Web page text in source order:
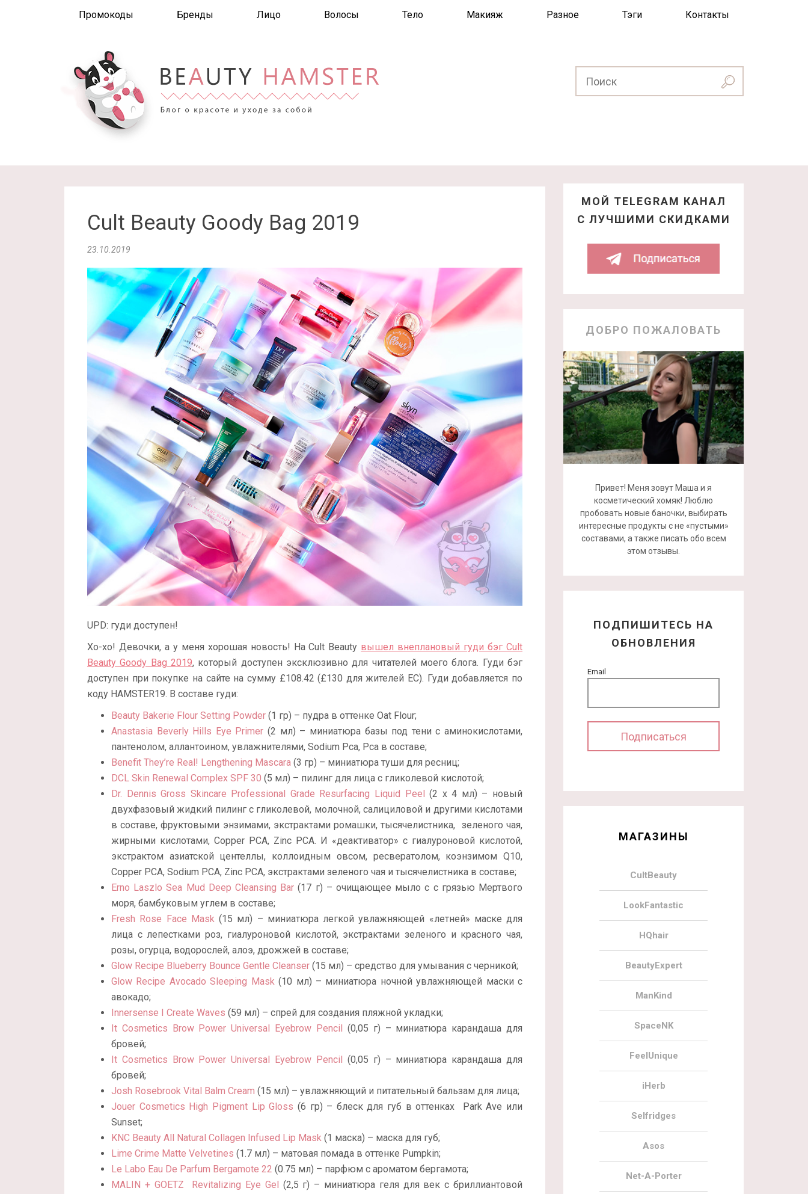
Промокоды Бренды Лицо Волосы Тело Макияж Разное Тэги Контакты
Cult Beauty Goody Bag 2019
23.10.2019
UPD: гуди доступен!
Хо-хо! Девочки, а у меня хорошая новость! На Cult Beauty вышел внеплановый гуди бэг Cult
Beauty Goody Bag 2019, который доступен эксклюзивно для читателей моего блога. Гуди бэг
доступен при покупке на сайте на сумму £108.42 (£130 для жителей ЕС). Гуди добавляется по
коду HAMSTER19. В составе гуди:
Beauty Bakerie Flour Setting Powder (1 гр) – пудра в оттенке Oat Flour;
Anastasia Beverly Hills Eye Primer (2 мл) – миниатюра базы под тени c аминокислотами,
пантенолом, аллантоином, увлажнителями, Sodium Pca, Pca в составе;
Benefit They’re Real! Lengthening Mascara (3 гр) – миниатюра туши для ресниц;
DCL Skin Renewal Complex SPF 30 (5 мл) – пилинг для лица с гликолевой кислотой;
Dr. Dennis Gross Skincare Professional Grade Resurfacing Liquid Peel (2 х 4 мл) – новый
двухфазовый жидкий пилинг с гликолевой, молочной, салициловой и другими кислотами
в составе, фруктовыми энзимами, экстрактами ромашки, тысячелистника, зеленого чая,
жирными кислотами, Copper PCA, Zinc PCA. И «деактиватор» с гиалуроновой кислотой,
экстрактом азиатской центеллы, коллоидным овсом, ресвератолом, коэнзимом Q10,
Copper PCA, Sodium PCA, Zinc PCA, экстрактами зеленого чая и тысячелистника в составе;
Erno Laszlo Sea Mud Deep Cleansing Bar (17 г) – очищающее мыло с с грязью Мертвого
моря, бамбуковым углем в составе;
Fresh Rose Face Mask(15 мл) – миниатюра легкой увлажняющей «летней» маске для
лица с лепестками роз, гиалуроновой кислотой, экстрактами зеленого и красного чая,
розы, огурца, водорослей, алоэ, дрожжей в составе;
Glow Recipe Blueberry Bounce Gentle Cleanser (15 мл) – средство для умывания с черникой;
Glow Recipe Avocado Sleeping Mask(10 мл) – миниатюра ночной увлажняющей маски с
авокадо;
Innersense I Сreate Waves (59 мл) – спрей для создания пляжной укладки;
It Cosmetics Brow Power Universal Eyebrow Pencil (0,05 г) – миниатюра карандаша для
бровей;
It Cosmetics Brow Power Universal Eyebrow Pencil (0,05 г) – миниатюра карандаша для
бровей;
Josh Rosebrook Vital Balm Cream (15 мл) – увлажняющий и питательный бальзам для лица;
Jouer Cosmetics High Pigment Lip Gloss (6 гр) – блеск для губ в оттенках Park Ave или
Sunset;
KNC Beauty All Natural Collagen Infused Lip Mask (1 маска) – маска для губ;
Lime Crime Matte Velvetines (1.7 мл) – матовая помада в оттенке Pumpkin;
Le Labo Eau De Parfum Bergamote 22 (0.75 мл) – парфюм с ароматом бергамота;
MALIN + GOETZ
Revitalizing Eye Gel (2,5 г) – миниатюра геля для век с бриллиантовой
МОЙ TELEGRAM КАНАЛ
С ЛУЧШИМИ СКИДКАМИ
ДОБРО ПОЖАЛОВАТЬ
Привет! Меня зовут Маша и я
косметический хомяк! Люблю
пробовать новые баночки, выбирать
интересные продукты с не «пустыми»
составами, а также писать обо всем
этом отзывы.
ПОДПИШИТЕСЬ НА
ОБНОВЛЕНИЯ
Email
МАГАЗИНЫ
CultBeauty
LookFantastic
HQhair
BeautyExpert
ManKind
SpaceNK
FeelUnique
iHerb
Selfridges
Asos
Net-A-Porter